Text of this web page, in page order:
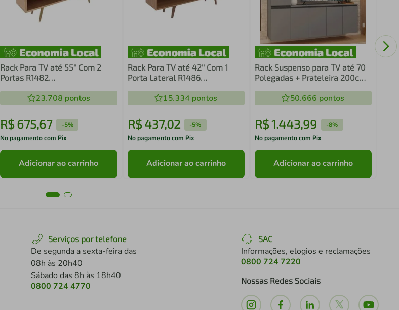
Rack Para TV até 55'' Com 2
Portas R1482
23.708 pontos
R$675,67 -5%
No pagamento com Pix
Adicionar ao carrinho
Rack Para TV até 42'' Com 1
Porta Lateral R1486
15.334 pontos
R$ 437,02 -5%
No pagamento com Pix
Adicionar ao carrinho
Rack Suspenso para TV até 70
Polegadas + Prateleira 200cm
50.666 pontos
R$1.443,99 -8%
No pagamento com Pix
Adicionar ao carrinho
Serviços por telefone
De segunda a sexta-feira das
08h às 20h40
Sábado das 8h às 18h40
0800 724 4770
SAC
Informações, elogios e reclamações
0800 724 7220
Nossas Redes Sociais